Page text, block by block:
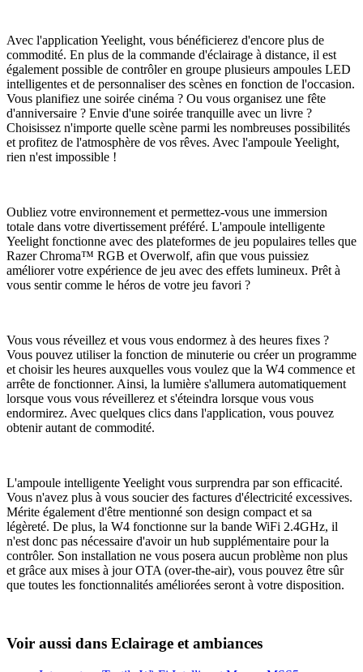
Avec l'application Yeelight, vous bénéficierez d'encore plus de
commodité. En plus de la commande d'éclairage à distance, il est
également possible de contrôler en groupe plusieurs ampoules LED
intelligentes et de personnaliser des scènes en fonction de l'occasion.
Vous planifiez une soirée cinéma ? Ou vous organisez une fête
d'anniversaire ? Envie d'une soirée tranquille avec un livre ?
Choisissez n'importe quelle scène parmi les nombreuses possibilités
et profitez de l'atmosphère de vos rêves. Avec l'ampoule Yeelight,
rien n'est impossible !
Oubliez votre environnement et permettez-vous une immersion
totale dans votre divertissement préféré. L'ampoule intelligente
Yeelight fonctionne avec des plateformes de jeu populaires telles que
Razer Chroma™ RGB et Overwolf, afin que vous puissiez
améliorer votre expérience de jeu avec des effets lumineux. Prêt à
vous sentir comme le héros de votre jeu favori ?
Vous vous réveillez et vous vous endormez à des heures fixes ?
Vous pouvez utiliser la fonction de minuterie ou créer un programme
et choisir les heures auxquelles vous voulez que la W4 commence et
arrête de fonctionner. Ainsi, la lumière s'allumera automatiquement
lorsque vous vous réveillerez et s'éteindra lorsque vous vous
endormirez. Avec quelques clics dans l'application, vous pouvez
obtenir autant de commodité.
L'ampoule intelligente Yeelight vous surprendra par son efficacité.
Vous n'avez plus à vous soucier des factures d'électricité excessives.
Mérite également d'être mentionné son design compact et sa
légèreté. De plus, la W4 fonctionne sur la bande WiFi 2.4GHz, il
n'est donc pas nécessaire d'avoir un hub supplémentaire pour la
contrôler. Son installation ne vous posera aucun problème non plus
et grâce aux mises à jour OTA (over-the-air), vous pouvez être sûr
que toutes les fonctionnalités améliorées seront à votre disposition.
Voir aussi dans Eclairage et ambiances